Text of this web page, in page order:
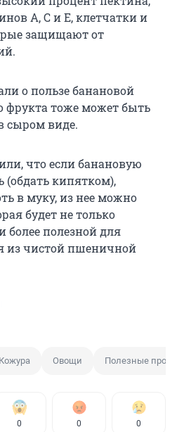
А, С и Е, клетчатки и
защищают от
о пользе банановой
фрукта тоже может быть
сыром виде.
что если банановую
кипятком),
в муку, из нее можно
будет не только
более полезной для
из чистой пшеничной
Кожура Овощи Полезные
0 0 0